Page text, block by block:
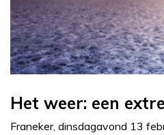
Het weer: een
Franeker, dinsdagavond 13